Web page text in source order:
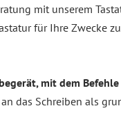
mit unserem
für Ihre Zwecke
mit dem
das Schreiben als